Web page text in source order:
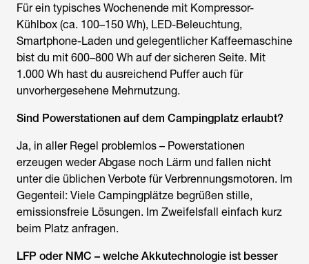
Für ein typisches Wochenende mit Kompressor-
Kühlbox (ca. 100–150 Wh), LED-Beleuchtung,
Smartphone-Laden und gelegentlicher Kaffeemaschine
bist du mit 600–800 Wh auf der sicheren Seite. Mit
1.000 Wh hast du ausreichend Puffer auch für
unvorhergesehene Mehrnutzung.
Sind Powerstationen auf dem Campingplatz erlaubt?
Ja, in aller Regel problemlos – Powerstationen
erzeugen weder Abgase noch Lärm und fallen nicht
unter die üblichen Verbote für Verbrennungsmotoren. Im
Gegenteil: Viele Campingplätze begrüßen stille,
emissionsfreie Lösungen. Im Zweifelsfall einfach kurz
beim Platz anfragen.
LFP oder NMC – welche Akkutechnologie ist besser